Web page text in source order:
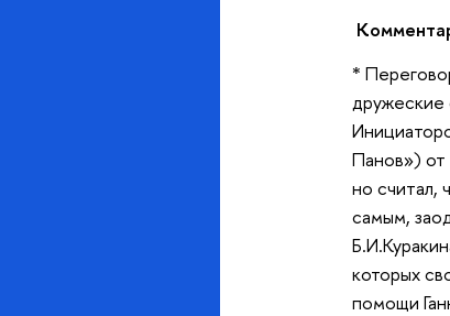
*
дружеские
Панов») от
но считал,
самым,
которых
помощи